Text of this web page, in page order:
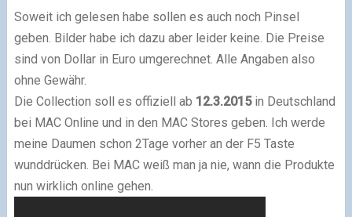
Soweit ich gelesen habe sollen es auch noch Pinsel
geben. Bilder habe ich dazu aber leider keine. Die Preise
sind von Dollar in Euro umgerechnet. Alle Angaben also
ohne Gewähr.
Die Collection soll es offiziell ab 12.3.2015 in Deutschland
bei MAC Online und in den MAC Stores geben. Ich werde
meine Daumen schon 2Tage vorher an der F5 Taste
wunddrücken. Bei MAC weiß man ja nie, wann die Produkte
nun wirklich online gehen.